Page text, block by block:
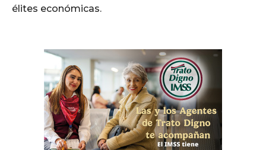
élites económicas.